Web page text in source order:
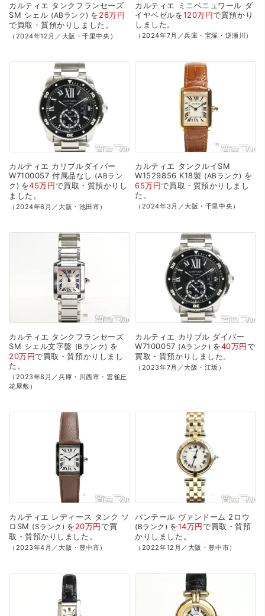
カルティエ タンクフランセーズ
SM シェル ABランク を26万円
で買取・質預かり しました。
（2024年12月／大阪・千里中央）
カルティエ ミニベニュワール ダ
イヤベゼルを120万円で質預かり
しました。
（2024年7月／兵庫・宝塚・逆瀬川）
カルティエ カリブルダイバー
W7100057 付属品なし
ABラン
ク
を45万円で買取・質預かり し
ました。
（2024年6月／大阪・池田市）
カルティエ タンクルイSM
W1529856 K18製 ABランク
を
65万円で買取・質預かり しまし
た。
（2024年3月／大阪・千里中央）
カルティエ タンクフランセーズ
SM シェル文字盤 Bランク
を
20万円で買取・質預かり しまし
た。
（2023年8月／兵庫・川西市・雲雀丘
花屋敷）
カルティエ カリブル ダイバー
W7100057
Aランク を40万円で
買取・質預かり しました。
（2023年7月／大阪・江坂）
カルティエ レディース タンク ソ
ロSM
Sランク を20万円で買
取・質預かり しました。
（2023年4月／大阪・豊中市）
パンテール ヴァンドーム 2ロウ
Bランク を14万円で買取・質預
かり しました。
（2022年12月／大阪・豊中市）